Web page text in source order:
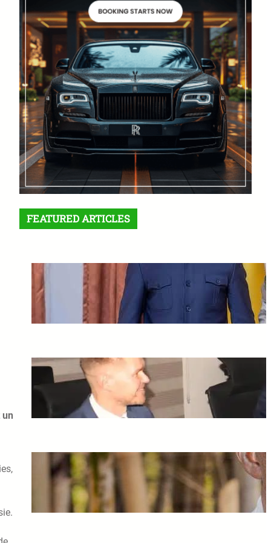
un
FEATURED ARTICLES
Crise à l’Est de la RDC : Félix
Tshisekedi envoie un
émissaire à Assimi Goïta
février 25, 2025
L’Union européenne et le
Niger relancent leurs
relations bilatérales
février 25, 2025
Mort de Souleymane Cissé :
une étoile du cinéma africain
s’est éteinte
février 21, 2025